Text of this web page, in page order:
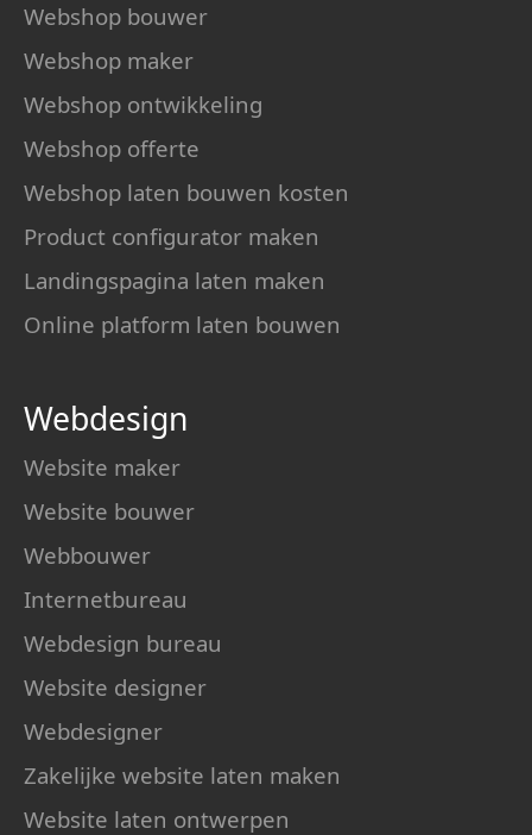
Webshop bouwer
Webshop maker
Webshop ontwikkeling
Webshop offerte
Webshop laten bouwen kosten
Product configurator maken
Landingspagina laten maken
Online platform laten bouwen
Webdesign
Website maker
Website bouwer
Webbouwer
Internetbureau
Webdesign bureau
Website designer
Webdesigner
Zakelijke website laten maken
Website laten ontwerpen